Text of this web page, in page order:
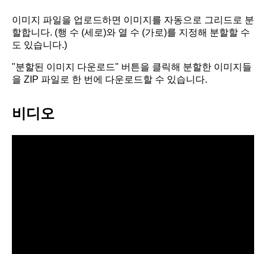
이미지 파일을 업로드하면 이미지를 자동으로 그리드로 분
할합니다. (행 수 (세로)와 열 수 (가로)를 지정해 분할할 수
도 있습니다.)
"분할된 이미지 다운로드" 버튼을 클릭해 분할한 이미지들
을 ZIP 파일로 한 번에 다운로드할 수 있습니다.
비디오